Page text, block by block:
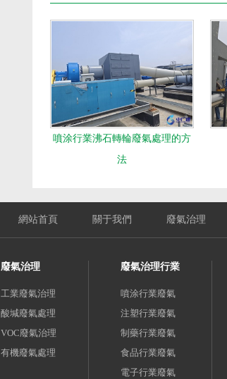
噴涂行業沸石轉輪廢氣處理的方
法
網站首頁 關于我們 廢氣治理
廢氣治理
工業廢氣治理
酸堿廢氣處理
VOC廢氣治理
有機廢氣處理
廢氣治理行業
噴涂行業廢氣
注塑行業廢氣
制藥行業廢氣
食品行業廢氣
電子行業廢氣